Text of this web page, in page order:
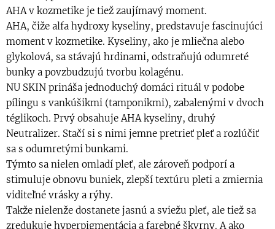
AHA v kozmetike je tiež zaujímavý moment.
AHA, čiže alfa hydroxy kyseliny, predstavuje fascinujúci
moment v kozmetike. Kyseliny, ako je mliečna alebo
glykolová, sa stávajú hrdinami, odstraňujú odumreté
bunky a povzbudzujú tvorbu kolagénu.
NU SKIN prináša jednoduchý domáci rituál v podobe
pílingu s vankúšikmi (tamponikmi), zabalenými v dvoch
téglikoch. Prvý obsahuje AHA kyseliny, druhý
Neutralizer. Stačí si s nimi jemne pretrieť pleť a rozlúčiť
sa s odumretými bunkami.
Týmto sa nielen omladí pleť, ale zároveň podporí a
stimuluje obnovu buniek, zlepší textúru pleti a zmiernia
viditeľné vrásky a rýhy.
Takže nielenže dostanete jasnú a sviežu pleť, ale tiež sa
zredukuje hyperpigmentácia a farebné škvrny. A ako